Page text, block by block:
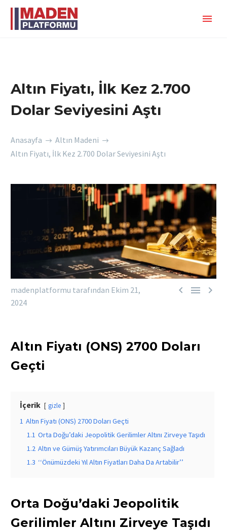
Altın Fiyatı, İlk Kez 2.700
Dolar Seviyesini Aştı
Anasayfa
Altın Madeni
Altın Fiyatı, İlk Kez 2.700 Dolar Seviyesini Aştı
  
madenplatformu tarafından Ekim 21,
2024
Altın Fiyatı (ONS) 2700 Doları
Geçti
İçerik gizle
1 Altın Fiyatı (ONS) 2700 Doları Geçti
1.1 Orta Doğu’daki Jeopolitik Gerilimler Altını Zirveye Taşıdı
1.2 Altın ve Gümüş Yatırımcıları Büyük Kazanç Sağladı
1.3 ‘‘Önümüzdeki Yıl Altın Fiyatları Daha Da Artabilir’’
Orta Doğu’daki Jeopolitik
Gerilimler Altını Zirveye Taşıdı